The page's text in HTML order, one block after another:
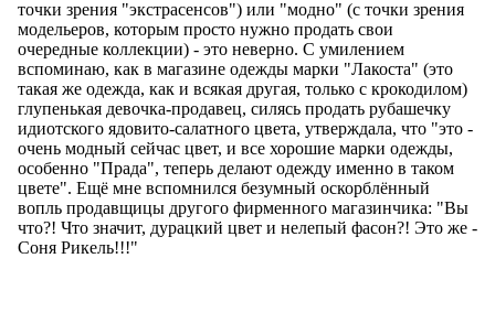
точки зрения "экстрасенсов") или "модно" (с точки зрения
модельеров, которым просто нужно продать свои
очередные коллекции) - это неверно. С умилением
вспоминаю, как в магазине одежды марки "Лакоста" (это
такая же одежда, как и всякая другая, только с крокодилом)
глупенькая девочка-продавец, силясь продать рубашечку
идиотского ядовито-салатного цвета, утверждала, что "это -
очень модный сейчас цвет, и все хорошие марки одежды,
особенно "Прада", теперь делают одежду именно в таком
цвете". Ещё мне вспомнился безумный оскорблённый
вопль продавщицы другого фирменного магазинчика: "Вы
что?! Что значит, дурацкий цвет и нелепый фасон?! Это же -
Соня Рикель!!!"